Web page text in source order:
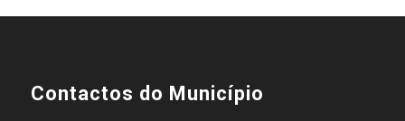
Contactos do Município